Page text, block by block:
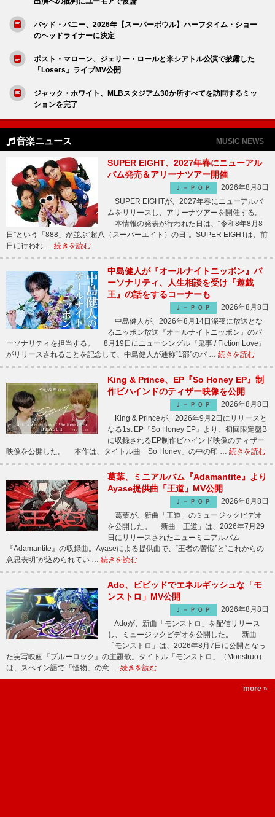
バッド・バニー、2026年【スーパーボウル】ハーフタイム・ショー
のヘッドライナーに決定
ポスト・マローン、ジェリー・ロールと米シアトル公演で披露した
「Losers」ライブMV公開
ジャック・ホワイト、MLBスタジアム30か所すべてを訪問するミッ
ションを完了
音楽ニュース MUSIC NEWS
SUPER EIGHT、2027年春にニューアル
バム発売＆アリーナツアー開催
Ｊ－ＰＯＰ
2026年8月8日
SUPER EIGHTが、2027年春にニューアルバ
ムをリリースし、アリーナツアーを開催する。
本情報の発表が行われた日は、“令和8年8月8
日”という「888」が並ぶ“超八（スーパーエイト）の日”。SUPER EIGHTは、前
日に行われ … 続きを読む
中島健人が『オールナイトニッポン』パ
ーソナリティ、人生相談を受け『遊戯
王』の話をするコーナーも
Ｊ－ＰＯＰ
2026年8月8日
中島健人が、2026年8月14日深夜に放送とな
るニッポン放送『オールナイトニッポン』のパ
ーソナリティを担当する。 8月19日にニューシングル『鬼事 / Fiction Love』
がリリースされることを記念して、中島健人が通称“1部”のパ … 続きを読む
King & Prince、EP『So Honey EP』制
作ビハインドのティザー映像を公開
Ｊ－ＰＯＰ
2026年8月8日
King & Princeが、2026年9月2日にリリースと
なる1st EP『So Honey EP』より、初回限定盤B
に収録されるEP制作ビハインド映像のティザー
映像を公開した。 本作は、タイトル曲「So Honey」の中の印 … 続きを読む
葛葉、ミニアルバム『Adamantite』より
Ayase提供曲「王道」MV公開
Ｊ－ＰＯＰ
2026年8月8日
葛葉が、新曲「王道」のミュージックビデオ
を公開した。 新曲「王道」は、2026年7月29
日にリリースされたニューミニアルバム
『Adamantite』の収録曲。Ayaseによる提供曲で、“王者の苦悩”と“これからの
意思表明”が込められてい … 続きを読む
Ado、ビビッドでエネルギッシュな「モ
ンストロ」MV公開
Ｊ－ＰＯＰ
2026年8月8日
Adoが、新曲「モンストロ」を配信リリース
し、ミュージックビデオを公開した。 新曲
「モンストロ」は、2026年8月7日に公開となっ
た実写映画『ブルーロック』の主題歌。タイトル「モンストロ」（Monstruo）
は、スペイン語で「怪物」の意 … 続きを読む
more »